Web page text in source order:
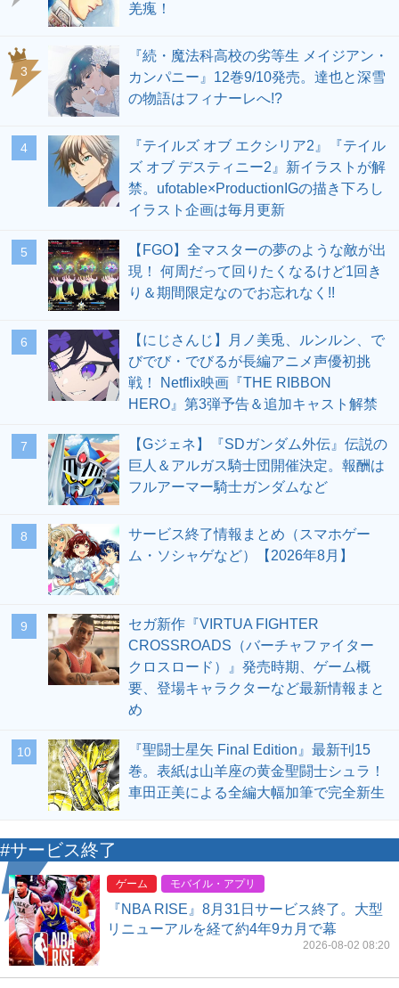
羌瘣！
3
『続・魔法科高校の劣等生 メイジアン・
カンパニー』12巻9/10発売。達也と深雪
の物語はフィナーレへ!?
4
『テイルズ オブ エクシリア2』『テイル
ズ オブ デスティニー2』新イラストが解
禁。ufotable×ProductionIGの描き下ろし
イラスト企画は毎月更新
5
【FGO】全マスターの夢のような敵が出
現！ 何周だって回りたくなるけど1回き
り＆期間限定なのでお忘れなく!!
6
【にじさんじ】月ノ美兎、ルンルン、で
びでび・でびるが長編アニメ声優初挑
戦！ Netflix映画『THE RIBBON
HERO』第3弾予告＆追加キャスト解禁
7
【Gジェネ】『SDガンダム外伝』伝説の
巨人＆アルガス騎士団開催決定。報酬は
フルアーマー騎士ガンダムなど
8
サービス終了情報まとめ（スマホゲー
ム・ソシャゲなど）【2026年8月】
9
セガ新作『VIRTUA FIGHTER
CROSSROADS（バーチャファイター
クロスロード）』発売時期、ゲーム概
要、登場キャラクターなど最新情報まと
め
10
『聖闘士星矢 Final Edition』最新刊15
巻。表紙は山羊座の黄金聖闘士シュラ！
車田正美による全編大幅加筆で完全新生
#サービス終了
ゲーム モバイル・アプリ
『NBA RISE』8月31日サービス終了。大型
リニューアルを経て約4年9カ月で幕
2026-08-02 08:20